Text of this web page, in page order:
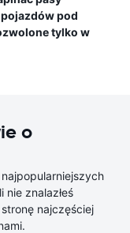
pod
tylko w
o
znalazłeś
najczęściej